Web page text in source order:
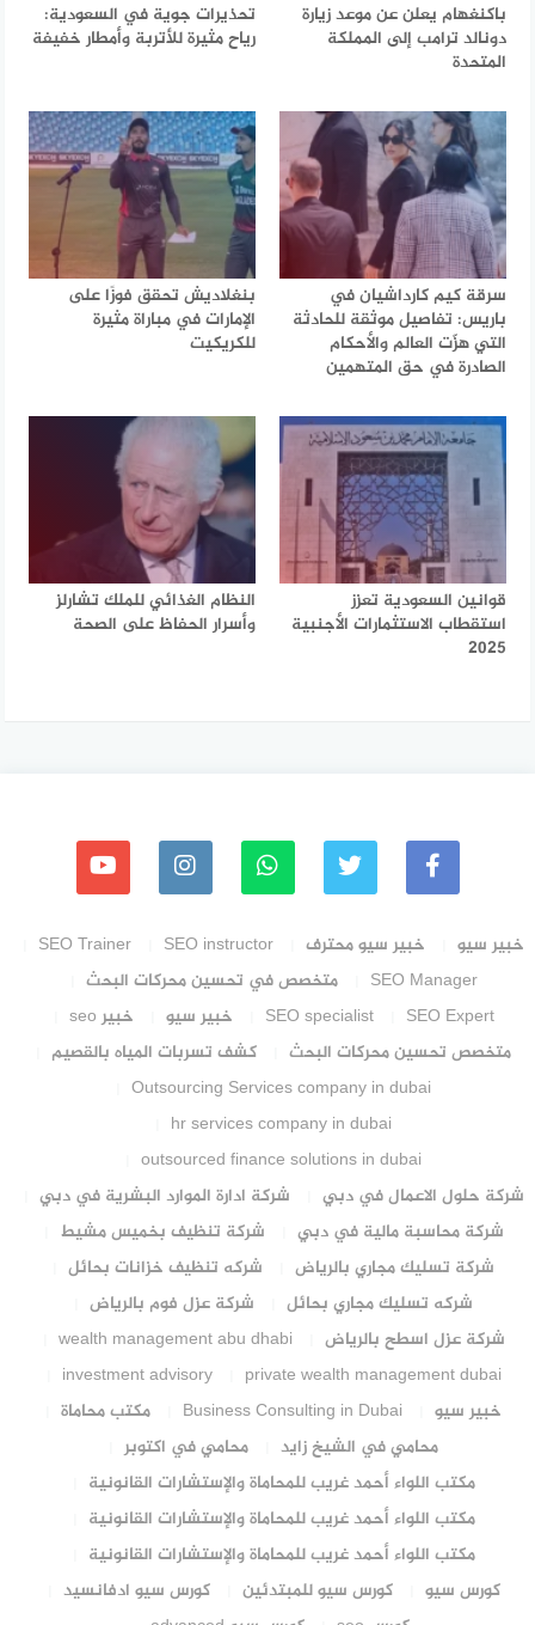
باكنغهام يعلن عن موعد زيارة
دونالد ترامب إلى المملكة
المتحدة
تحذيرات جوية في السعودية:
رياح مثيرة للأتربة وأمطار خفيفة
سرقة كيم كارداشيان في
باريس: تفاصيل موثقة للحادثة
التي هزّت العالم والأحكام
الصادرة في حق المتهمين
بنغلاديش تحقق فوزًا على
الإمارات في مباراة مثيرة
للكريكيت
قوانين السعودية تعزز
استقطاب الاستثمارات الأجنبية
2025
النظام الغذائي للملك تشارلز
وأسرار الحفاظ على الصحة
خبير سيو خبير سيو محترف SEO instructor
SEO Trainer
SEO Manager
متخصص في تحسين محركات البحث
SEO Expert
SEO specialist خبير سيو
خبير seo
متخصص تحسين محركات البحث
كشف تسربات المياه بالقصيم
Outsourcing Services company in dubai
hr services company in dubai
outsourced finance solutions in dubai
شركة حلول الاعمال في دبي
شركة ادارة الموارد البشرية في دبي
شركة محاسبة مالية في دبي
شركة تنظيف بخميس مشيط
شركة تسليك مجاري بالرياض
شركه تنظيف خزانات بحائل
شركه تسليك مجاري بحائل
شركة عزل فوم بالرياض
شركة عزل اسطح بالرياض
wealth management abu dhabi
private wealth management dubai
investment advisory
خبير سيو
Business Consulting in Dubai
مكتب محاماة
محامي في الشيخ زايد
محامي في اكتوبر
مكتب اللواء أحمد غريب للمحاماة والإستشارات القانونية
مكتب اللواء أحمد غريب للمحاماة والإستشارات القانونية
مكتب اللواء أحمد غريب للمحاماة والإستشارات القانونية
كورس سيو
كورس سيو للمبتدئين
كورس سيو ادفانسيد